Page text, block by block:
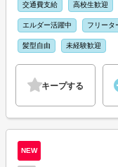
交通費支給 高校生歓迎
エルダー活躍中 フリータ
髪型自由 未経験歓迎
キープする
NEW